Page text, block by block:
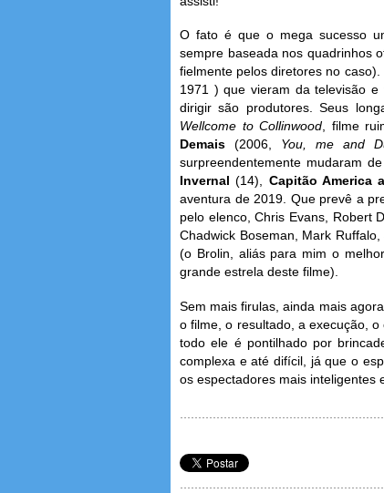
O fato é que o mega sucesso
sempre baseada nos quadrinhos
fielmente pelos diretores no
1971 ) que vieram da televisão e
dirigir são produtores. Seus
Wellcome to Collinwood, filme
Demais (2006, You, me and
surpreendentemente mudaram
Invernal (14), Capitão America
aventura de 2019. Que prevê a
pelo elenco, Chris Evans, Robert
Chadwick Boseman, Mark
(o Brolin, aliás para mim o
grande estrela deste filme).
Sem mais firulas, ainda mais
o filme, o resultado, a execução,
todo ele é pontilhado por
complexa e até difícil, já que o
os espectadores mais inteligentes